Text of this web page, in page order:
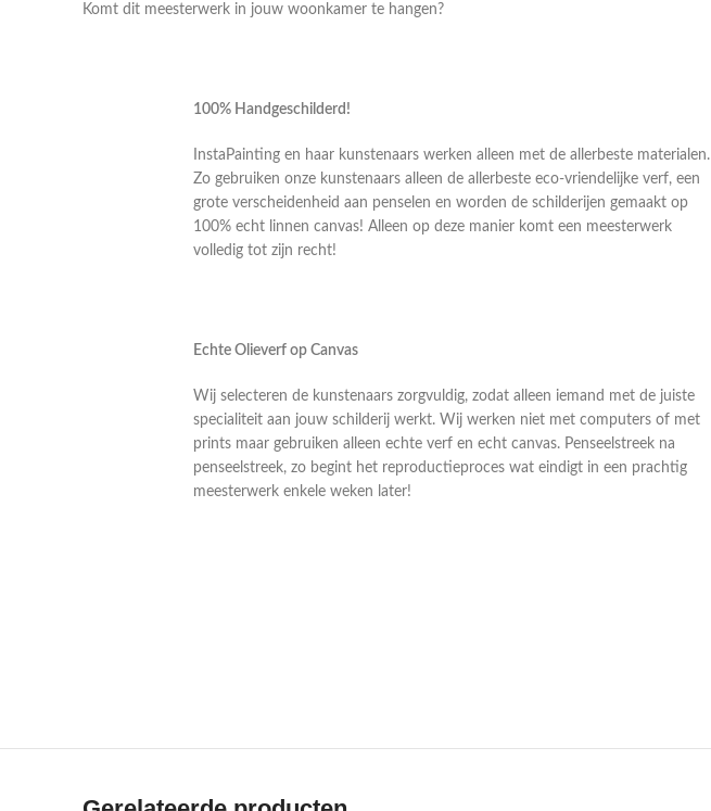
Komt dit meesterwerk in jouw woonkamer te hangen?
100% Handgeschilderd!
InstaPainting en haar kunstenaars werken alleen met de allerbeste materialen.
Zo gebruiken onze kunstenaars alleen de allerbeste eco-vriendelijke verf, een
grote verscheidenheid aan penselen en worden de schilderijen gemaakt op
100% echt linnen canvas! Alleen op deze manier komt een meesterwerk
volledig tot zijn recht!
Echte Olieverf op Canvas
Wij selecteren de kunstenaars zorgvuldig, zodat alleen iemand met de juiste
specialiteit aan jouw schilderij werkt. Wij werken niet met computers of met
prints maar gebruiken alleen echte verf en echt canvas. Penseelstreek na
penseelstreek, zo begint het reproductieproces wat eindigt in een prachtig
meesterwerk enkele weken later!